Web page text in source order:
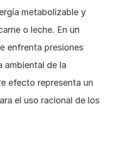
metabolizable y
o leche. En un
enfrenta presiones
ambiental de la
efecto representa un
el uso racional de los